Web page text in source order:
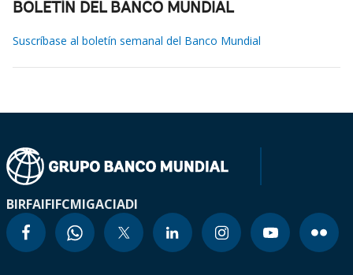
BOLETÍN DEL BANCO MUNDIAL
Suscríbase al boletín semanal del Banco Mundial
BIRFAIFIFCMIGACIADI